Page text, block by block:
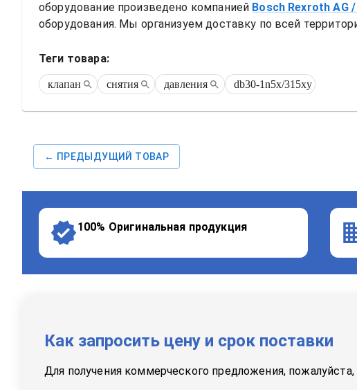
оборудование произведено компанией Bosch Rexroth AG /
оборудования. Мы организуем доставку по всей
Теги товара:
клапан снятия давления db30-1n5x/315xy
← ПРЕДЫДУЩИЙ ТОВАР
100% Оригинальная продукция
Как запросить цену и срок поставки
Для получения коммерческого предложения,